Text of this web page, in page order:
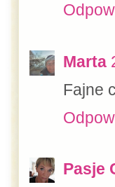
Marta
Fajne
Pasje